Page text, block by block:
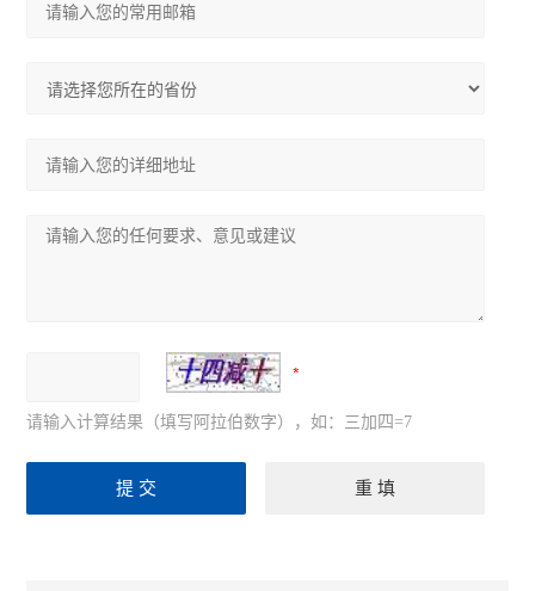
请输入计算结果（填写阿拉伯数字），如：三加四=7